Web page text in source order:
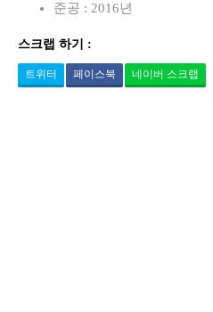
준공 : 2016년
스크랩 하기 :
트위터 페이스북 네이버 스크랩